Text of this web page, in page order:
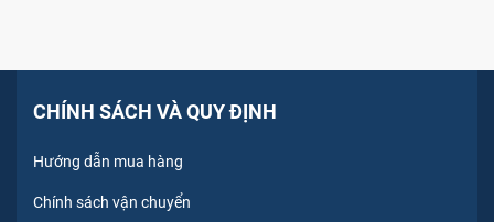
CHÍNH SÁCH VÀ QUY ĐỊNH
Hướng dẫn mua hàng
Chính sách vận chuyển